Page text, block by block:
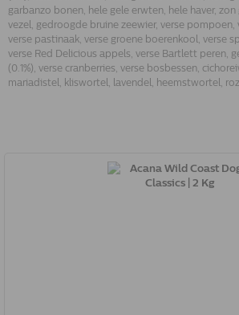
garbanzo bonen, hele gele erwten, hele haver,
vezel, gedroogde bruine zeewier, verse
verse pastinaak, verse groene boerenkool, verse
verse Red Delicious appels, verse Bartlett peren,
(0.1%), verse cranberries, verse bosbessen,
mariadistel, kliswortel, lavendel, heemstwortel,